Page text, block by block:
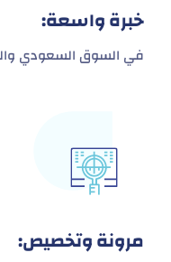
خبرة واسعة:
في السوق السعودي
مرونة وتخصيص: